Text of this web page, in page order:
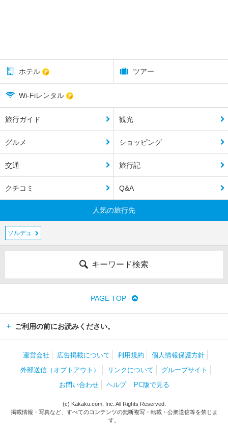
ホテル ツアー
Wi-Fiレンタル
旅行ガイド 観光
グルメ ショッピング
交通 旅行記
クチコミ Q&A
人気の旅行先
ソルデュ
キーワード検索
PAGE TOP
ご利用の前にお読みください。
運営会社 広告掲載について 利用規約
個人情報保護方針
外部送信（オプトアウト）
リンクについて
グループサイト
お問い合わせ
ヘルプ PC版で見る
(c) Kakaku.com, Inc. All Rights Reserved.
掲載情報・写真など、すべてのコンテンツの無断複写・転載・公衆送信等を禁じま
す。